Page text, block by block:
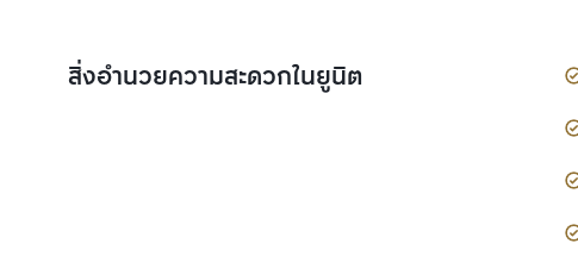
สิ่งอำนวยความสะดวกในยูนิต